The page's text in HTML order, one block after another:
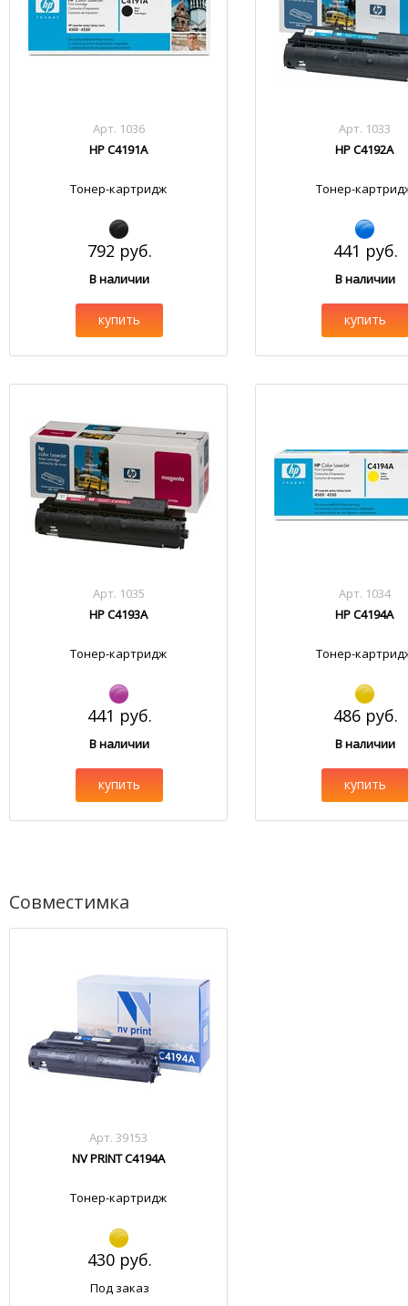
Арт. 1036
HP C4191A
Тонер-картридж
792 руб.
В наличии
купить
Арт. 1033
HP C4192A
Тонер-
441 руб.
В наличии
купить
Арт. 1035
HP C4193A
Тонер-картридж
441 руб.
В наличии
купить
Арт. 1034
HP C4194A
Тонер-
486 руб.
В наличии
купить
Совместимка
Арт. 39153
NV PRINT C4194A
Тонер-картридж
430 руб.
Под заказ